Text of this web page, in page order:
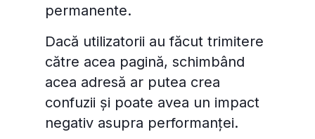
permanente.
Dacă utilizatorii au făcut trimitere
către acea pagină, schimbând
acea adresă ar putea crea
confuzii și poate avea un impact
negativ asupra performanței.